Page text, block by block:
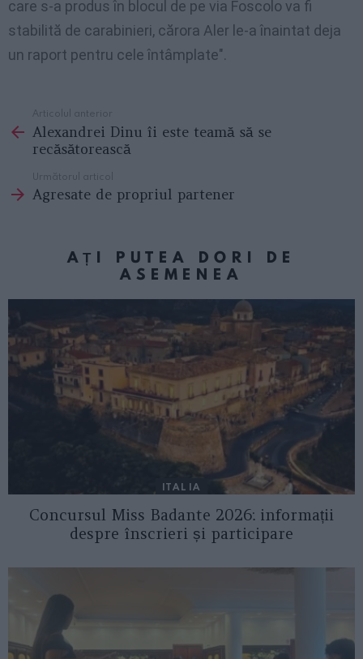
care s-a produs în blocul de pe via Foscolo va fi
stabilită de carabinieri, cărora Aler le-a înaintat deja
un raport pentru cele întâmplate".
more
Articolul anterior
Alexandrei Dinu îi este teamă să se
recăsătorească
Următorul articol
Agresate de propriul partener
AȚI PUTEA DORI DE
ASEMENEA
ITALIA
Concursul Miss Badante 2026: informații
despre înscrieri și participare